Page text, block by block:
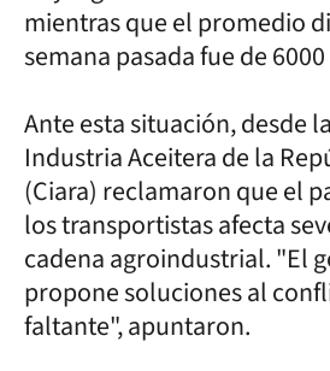
mientras que el promedio
semana pasada fue de
Ante esta situación, desde
Industria Aceitera de la
(Ciara) reclamaron que el
los transportistas afecta
cadena agroindustrial. "El
propone soluciones al
faltante", apuntaron.